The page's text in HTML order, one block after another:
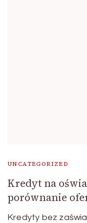
UNCATEGORIZED
Kredyt na
porównanie
Kredyty bez